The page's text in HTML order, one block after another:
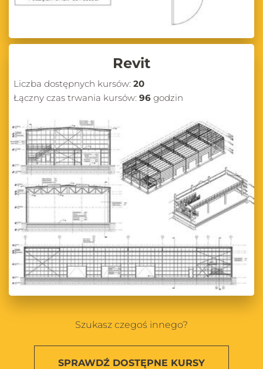
Revit
Liczba dostępnych kursów: 20
Łączny czas trwania kursów: 96 godzin
Szukasz czegoś innego?
SPRAWDŹ DOSTĘPNE KURSY